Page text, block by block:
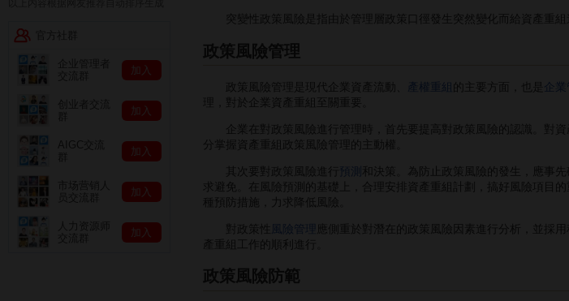
突變性政策風險是指由於管理層政策口徑發生突然變化而給資產重組
政策風險管理
政策風險管理是現代企業資產流動、 產權重組 的主要方面，也是 企業
理，對於企業資產重組至關重要。
企業在對政策風險進行管理時，首先要提高對政策風險的認識。對資
分掌握資產重組政策風險管理的主動權。
其次要對政策風險進行
和決策。為防止政策風險的發生，應事
求避免。在風險預測的基礎上，合理安排資產重組計劃，搞好風險項目
種預防措施，力求降低風險。
對政策性 風險管理 應側重於對潛在的政策風險因素進行分析，並採用
產重組工作的順利進行。
政策風險防範
加入
加入
加入
加入
加入